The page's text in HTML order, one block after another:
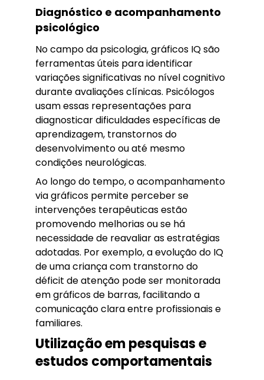
Diagnóstico e acompanhamento
psicológico
No campo da psicologia, gráficos IQ são
ferramentas úteis para identificar
variações significativas no nível cognitivo
durante avaliações clínicas. Psicólogos
usam essas representações para
diagnosticar dificuldades específicas de
aprendizagem, transtornos do
desenvolvimento ou até mesmo
condições neurológicas.
Ao longo do tempo, o acompanhamento
via gráficos permite perceber se
intervenções terapêuticas estão
promovendo melhorias ou se há
necessidade de reavaliar as estratégias
adotadas. Por exemplo, a evolução do IQ
de uma criança com transtorno do
déficit de atenção pode ser monitorada
em gráficos de barras, facilitando a
comunicação clara entre profissionais e
familiares.
Utilização em pesquisas e
estudos comportamentais